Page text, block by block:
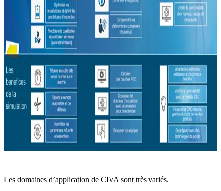
Les domaines d’application de CIVA sont très variés.